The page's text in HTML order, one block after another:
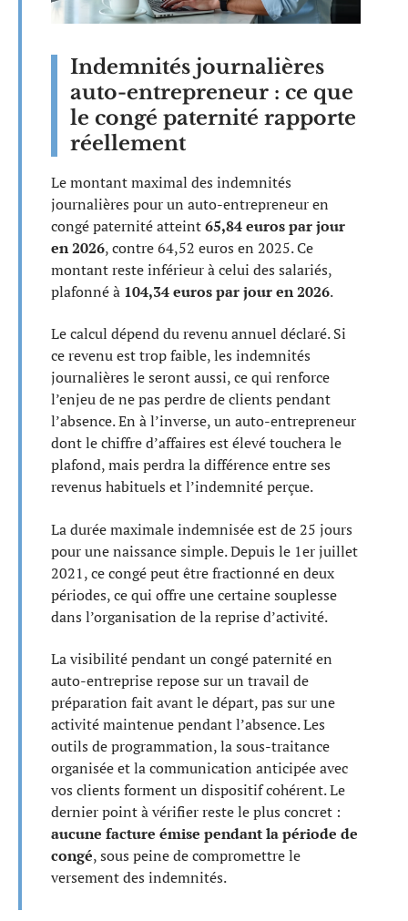
Indemnités journalières
auto-entrepreneur : ce que
le congé paternité rapporte
réellement
Le montant maximal des indemnités
journalières pour un auto-entrepreneur en
congé paternité atteint65,84 euros par jour
en 2026, contre 64,52 euros en 2025. Ce
montant reste inférieur à celui des salariés,
plafonné à 104,34 euros par jour en 2026.
Le calcul dépend du revenu annuel déclaré. Si
ce revenu est trop faible, les indemnités
journalières le seront aussi, ce qui renforce
l’enjeu de ne pas perdre de clients pendant
l’absence. En à l’inverse, un auto-entrepreneur
dont le chiffre d’affaires est élevé touchera le
plafond, mais perdra la différence entre ses
revenus habituels et l’indemnité perçue.
La durée maximale indemnisée est de 25 jours
pour une naissance simple. Depuis le 1er juillet
2021, ce congé peut être fractionné en deux
périodes, ce qui offre une certaine souplesse
dans l’organisation de la reprise d’activité.
La visibilité pendant un congé paternité en
auto-entreprise repose sur un travail de
préparation fait avant le départ, pas sur une
activité maintenue pendant l’absence. Les
outils de programmation, la sous-traitance
organisée et la communication anticipée avec
vos clients forment un dispositif cohérent. Le
dernier point à vérifier reste le plus concret :
aucune facture émise pendant la période de
congé, sous peine de compromettre le
versement des indemnités.